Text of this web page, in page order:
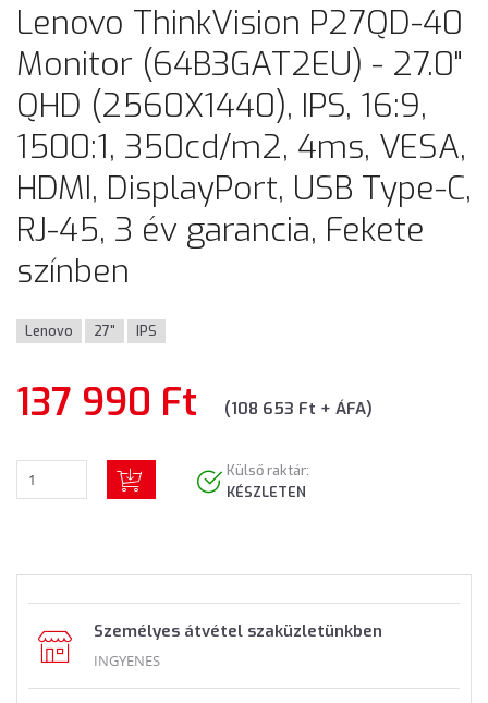
Lenovo ThinkVision P27QD-40
Monitor (64B3GAT2EU) - 27.0"
QHD (2560X1440), IPS, 16:9,
1500:1, 350cd/m2, 4ms, VESA,
HDMI, DisplayPort, USB Type-C,
RJ-45, 3 év garancia, Fekete
színben
Lenovo 27" IPS
137 990 Ft (108 653 Ft + ÁFA)
Külső raktár:
KÉSZLETEN
Személyes átvétel szaküzletünkben
INGYENES